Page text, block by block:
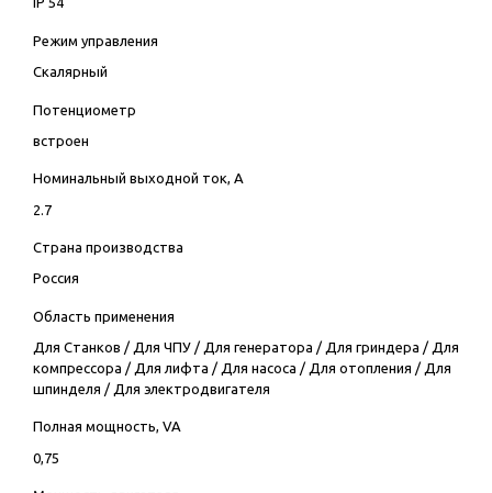
Режим управления
Скалярный
Потенциометр
встроен
Номинальный выходной ток, А
2.7
Страна производства
Россия
Область применения
Для Станков / Для ЧПУ/ Для генератора / Для гриндера / Для
компрессора / Для лифта / Для насоса / Для отопления / Для
шпинделя / Для электродвигателя
Полная мощность, VA
0,75